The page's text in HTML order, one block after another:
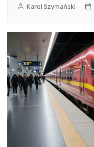
Karol Szymański